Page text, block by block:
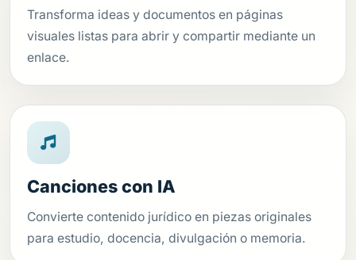
Transforma ideas y documentos en páginas
visuales listas para abrir y compartir mediante un
enlace.
Canciones con IA
Convierte contenido jurídico en piezas originales
para estudio, docencia, divulgación o memoria.